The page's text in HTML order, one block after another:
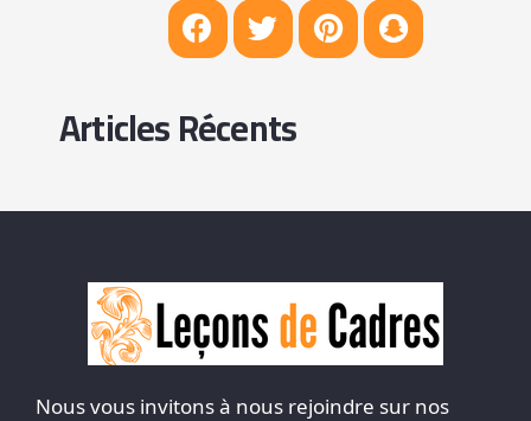
Articles Récents
Nous vous invitons à nous rejoindre sur nos